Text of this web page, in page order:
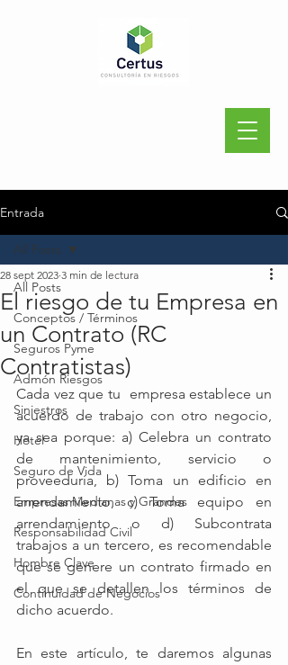
Entrada
All Posts
Conceptos / Términos
Seguros Pyme
Admón Riesgos
Siniestros
Hotel
Seguro de Vida
Empresas Medianas y Grandes
Responsabilidad Civil
Hombre Clave
Continuidad de Negocios
All Posts
El riesgo de tu Empresa en
un Contrato (RC
Contratistas)
28 sept 2023 3 min de lectura
Cada vez que tu  empresa establece un
acuerdo de trabajo con otro negocio,
ya sea porque: a) Celebra un contrato
de mantenimiento, servicio o
proveeduría, b) Toma un edificio en
arrendamiento, c) Toma equipo en
arrendamiento o d) Subcontrata
trabajos a un tercero, es recomendable
que se genere un contrato firmado en
el que se detallen los términos de
dicho acuerdo.
En este artículo, te daremos algunas